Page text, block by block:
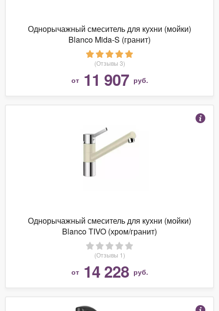
Однорычажный смеситель для кухни (мойки)
Blanco Mida-S (гранит)
(Отзывы 3)
от 11 907 руб.
Однорычажный смеситель для кухни (мойки)
Blanco TIVO (хром/гранит)
(Отзывы 1)
от 14 228 руб.